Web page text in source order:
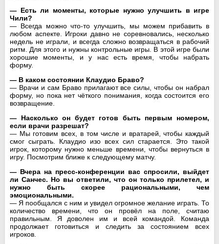
— Есть ли моменты, которые нужно улучшить в игре
Чили?
— Всегда можно что-то улучшить, мы можем прибавить в
любом аспекте. Игроки давно не соревновались, несколько
недель не играли, и всегда сложно возвращаться в рабочий
ритм. Для этого и нужны контрольные игры. В этой игре были
хорошие моменты, и у нас есть время, чтобы набрать
форму.
— В каком состоянии Клаудио Браво?
— Врачи и сам Браво прилагают все силы, чтобы он набрал
форму, но пока нет чёткого понимания, когда состоится его
возвращение.
— Насколько он будет готов быть первым номером,
если врачи разрешат?
— Мы готовим всех, в том числе и вратарей, чтобы каждый
смог сыграть. Клаудио изо всех сил старается. Это такой
игрок, которому нужно меньше времени, чтобы вернуться в
игру. Посмотрим ближе к следующему матчу.
— Вчера на пресс-конференции вас спросили, выйдет
ли Санчес. Но вы ответили, что он только прилетел, и
нужно быть скорее рациональными, чем
эмоциональными.
— Я пообщался с ним и увидел огромное желание играть. То
количество времени, что он провёл на поле, считаю
правильным. Я доволен им и всей командой. Команда
продолжает готовиться и следить за состоянием всех
игроков.